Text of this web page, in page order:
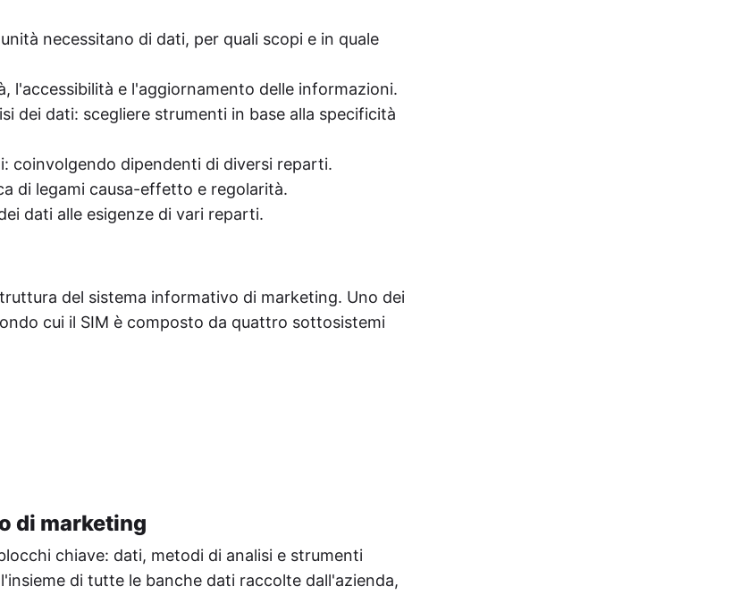
necessitano di dati, per quali scopi e in quale
l'accessibilità e l'aggiornamento delle informazioni.
dei dati: scegliere strumenti in base alla specificità
coinvolgendo dipendenti di diversi reparti.
di legami causa-effetto e regolarità.
dati alle esigenze di vari reparti.
del sistema informativo di marketing. Uno dei
cui il SIM è composto da quattro sottosistemi
di marketing
chiave: dati, metodi di analisi e strumenti
di tutte le banche dati raccolte dall'azienda,